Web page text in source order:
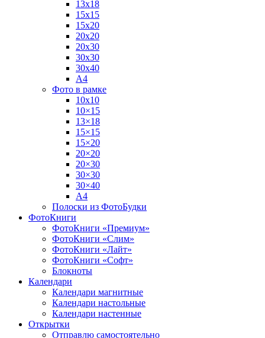
13х18
15х15
15х20
20х20
20х30
30х30
30х40
А4
Фото в рамке
10х10
10×15
13×18
15×15
15×20
20×20
20×30
30×30
30×40
A4
Полоски из ФотоБудки
ФотоКниги
ФотоКниги «Премиум»
ФотоКниги «Слим»
ФотоКниги «Лайт»
ФотоКниги «Софт»
Блокноты
Календари
Календари магнитные
Календари настольные
Календари настенные
Открытки
Отправлю самостоятельно